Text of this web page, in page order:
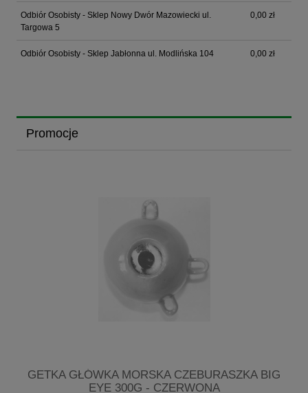
Odbiór Osobisty - Sklep Nowy Dwór Mazowiecki ul.
Targowa 5
0,00 zł
Odbiór Osobisty - Sklep Jabłonna ul. Modlińska 104 0,00 zł
Promocje
GETKA GŁÓWKA MORSKA CZEBURASZKA BIG
EYE 300G - CZERWONA